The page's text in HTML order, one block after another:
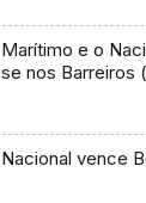
Marítimo e o
se nos Barreiros
Nacional vence